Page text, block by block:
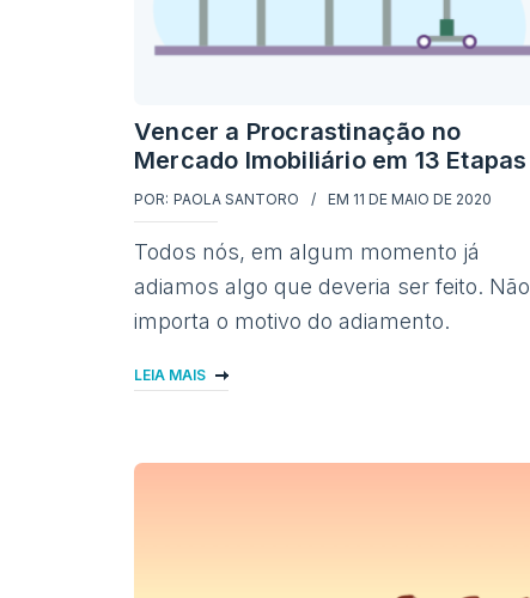
Vencer a Procrastinação no
Mercado Imobiliário em 13 Etapas
POR: PAOLA SANTORO EM 11 DE MAIO DE 2020
Todos nós, em algum momento já
adiamos algo que deveria ser feito. Não
importa o motivo do adiamento.
LEIA MAIS